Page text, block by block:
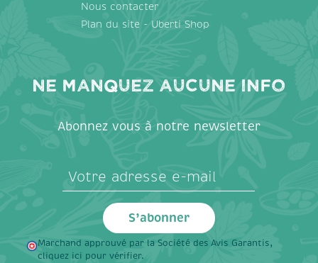
Nous contacter
Plan du site - Uberti Shop
Ne manquez aucune info
Abonnez vous à notre newsletter
Marchand approuvé par la Société des Avis Garantis,
cliquez ici pour vérifier.